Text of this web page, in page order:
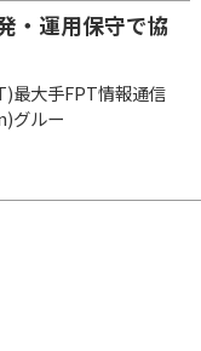
・運用保守で協
最大手FPT情報通信
グルー